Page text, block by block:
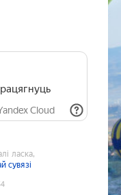
Cloud
ласка,
сувязі